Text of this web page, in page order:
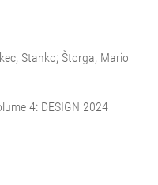
Stanko; Štorga, Mario
4: DESIGN 2024